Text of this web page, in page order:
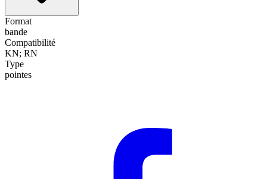
Format
bande
Compatibilité
KN; RN
Type
pointes